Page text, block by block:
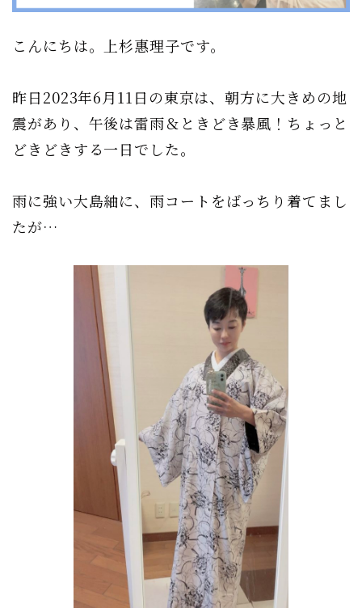
こんにちは。上杉惠理子です。
昨日2023年6月11日の東京は、朝方に大きめの地
震があり、午後は雷雨＆ときどき暴風！ちょっと
どきどきする一日でした。
雨に強い大島紬に、雨コートをばっちり着てまし
たが…